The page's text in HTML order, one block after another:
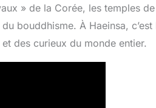
» de la Corée, les temples
bouddhisme. À Haeinsa,
des curieux du monde entier.